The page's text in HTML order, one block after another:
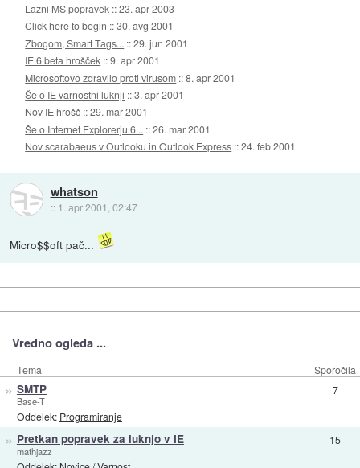
Lažni MS popravek ::23. apr 2003
Click here to begin ::30. avg 2001
Zbogom, Smart Tags... ::29. jun 2001
IE 6 beta hrošček ::9. apr 2001
Microsoftovo zdravilo proti virusom ::8. apr 2001
Še o IE varnostni luknji ::3. apr 2001
Nov IE hrošč ::29. mar 2001
Še o Internet Explorerju 6... ::26. mar 2001
Nov scarabaeus v Outlooku in Outlook Express ::24. feb 2001
whatson
:: 1. apr 2001, 02:47
Micro$$oft pač...
Vredno ogleda ...
Tema Sporočila
» SMTP
Base-T
Oddelek: Programiranje
7
» Pretkan popravek za luknjo v IE
mathjazz
15